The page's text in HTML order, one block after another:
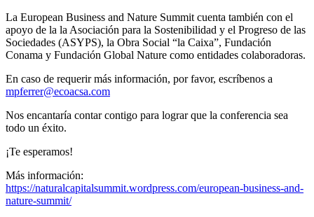
La European Business and Nature Summit cuenta también con el
apoyo de la la Asociación para la Sostenibilidad y el Progreso de las
Sociedades (ASYPS), la Obra Social “la Caixa”, Fundación
Conama y Fundación Global Nature como entidades colaboradoras.
En caso de requerir más información, por favor, escríbenos a
mpferrer@ecoacsa.com
Nos encantaría contar contigo para lograr que la conferencia sea
todo un éxito.
¡Te esperamos!
Más información:
https://naturalcapitalsummit.wordpress.com/european-business-and-
nature-summit/